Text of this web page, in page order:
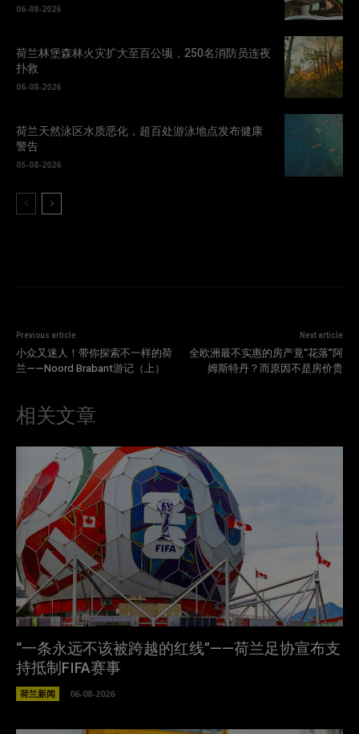
06-08-2026
荷兰林堡森林火灾扩大至百公顷，250名消防员连夜
扑救
06-08-2026
荷兰天然泳区水质恶化，超百处游泳地点发布健康
警告
05-08-2026
Previous article
小众又迷人！带你探索不一样的荷
兰——Noord Brabant游记（上）
Next article
全欧洲最不实惠的房产竟“花落”阿
姆斯特丹？而原因不是房价贵
相关文章
“一条永远不该被跨越的红线”——荷兰足协宣布支
持抵制FIFA赛事
荷兰新闻 06-08-2026